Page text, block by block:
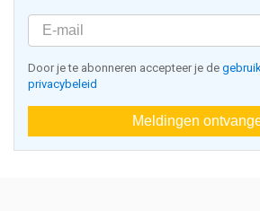
Door je te abonneren accepteer je de
privacybeleid
Meldingen